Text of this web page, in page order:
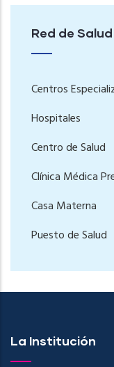
Red de Salud
Centros
Hospitales
Centro de Salud
Clínica Médica
Casa Materna
Puesto de Salud
La Institución